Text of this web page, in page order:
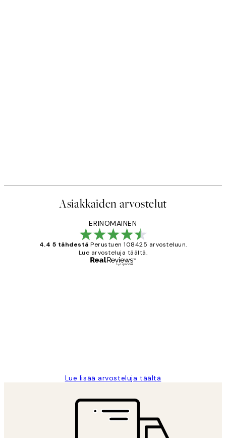
Asiakkaiden arvostelut
ERINOMAINEN
4.4 5 tähdestä Perustuen 108425 arvosteluun.
Lue arvosteluja täältä.
Lue lisää arvosteluja täältä